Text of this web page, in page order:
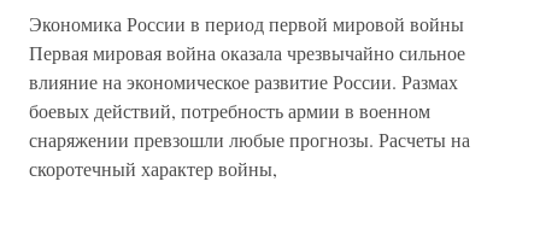
Экономика России в период первой мировой войны
Первая мировая война оказала чрезвычайно сильное
влияние на экономическое развитие России. Размах
боевых действий, потребность армии в военном
снаряжении превзошли любые прогнозы. Расчеты на
скоротечный характер войны,